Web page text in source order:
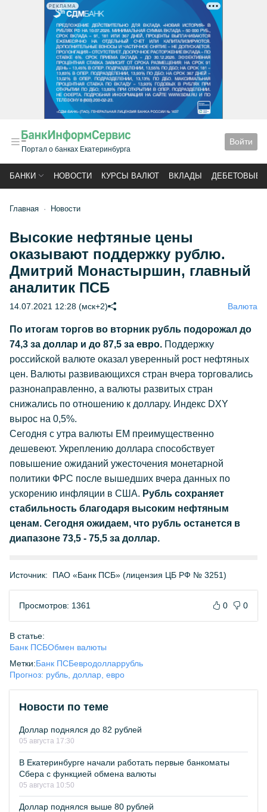
РЕКЛАМА
Портал о банках Екатеринбурга
Войти
БАНКИ НОВОСТИ КУРСЫ ВАЛЮТ ВКЛАДЫ ДЕБЕТОВЫЕ
Главная Новости
Высокие нефтяные цены
оказывают поддержку рублю.
Дмитрий Монастыршин, главный
аналитик ПСБ
14.07.2021 12:28 (мск+2) Валюта
По итогам торгов во вторник рубль подорожал до
74,3 за доллар и до 87,5 за евро. Поддержку
российской валюте оказал уверенный рост нефтяных
цен. Валюты развивающихся стран вчера торговались
разнонаправленно, а валюты развитых стран
снижались по отношению к доллару. Индекс DXY
вырос на 0,5%.
Сегодня с утра валюты ЕМ преимущественно
дешевеют. Укреплению доллара способствует
повышение ожиданий ужесточения монетарной
политики ФРС после вышедших вчера данных по
ускорению инфляции в США. Рубль сохраняет
стабильность благодаря высоким нефтяным
ценам. Сегодня ожидаем, что рубль останется в
диапазоне 73,5 - 75,5 за доллар.
Источник: ПАО «Банк ПСБ» (лицензия ЦБ РФ № 3251)
Просмотров: 1361 0 0
В статье:
Банк ПСБОбмен валюты
Метки:Банк ПСБевродолларрубль
Прогноз: рубль, доллар, евро
Новости по теме
Доллар поднялся до 82 рублей
05 августа 17:30
В Екатеринбурге начали работать первые банкоматы
Сбера с функцией обмена валюты
05 августа 10:50
Доллар поднялся выше 80 рублей